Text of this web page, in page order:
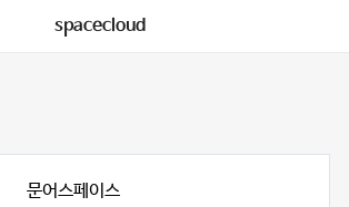
spacecloud
문어스페이스